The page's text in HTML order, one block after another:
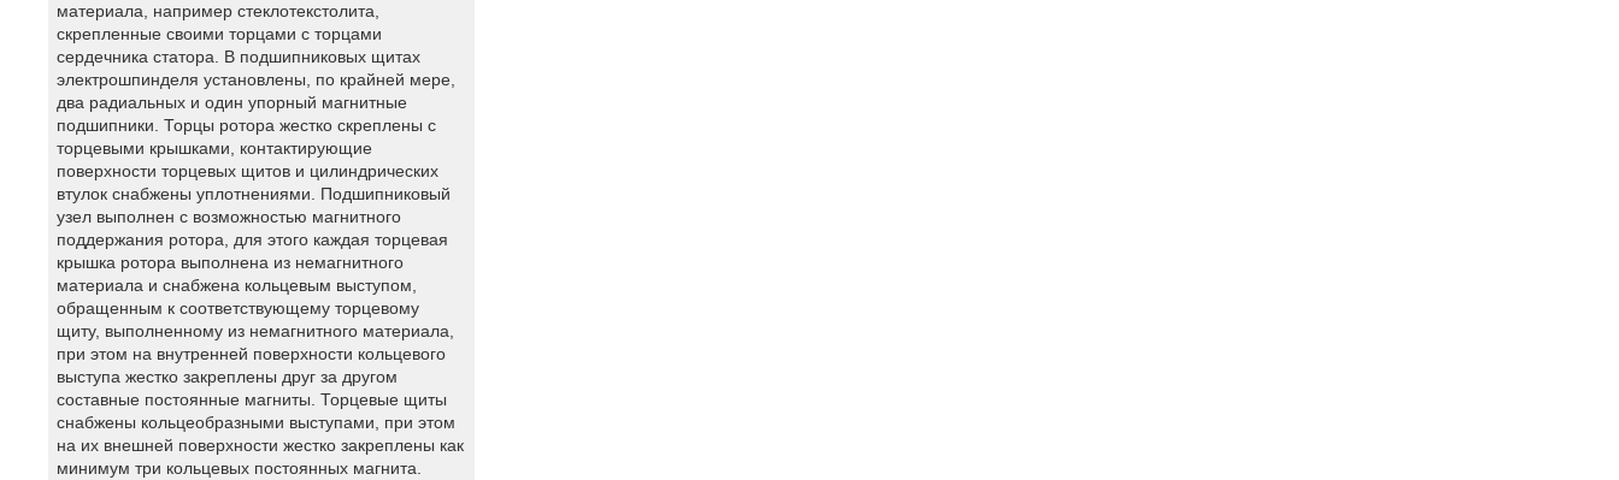
материала, например стеклотекстолита,
скрепленные своими торцами с торцами
сердечника статора. В подшипниковых щитах
электрошпинделя установлены, по крайней мере,
два радиальных и один упорный магнитные
подшипники. Торцы ротора жестко скреплены с
торцевыми крышками, контактирующие
поверхности торцевых щитов и цилиндрических
втулок снабжены уплотнениями. Подшипниковый
узел выполнен с возможностью магнитного
поддержания ротора, для этого каждая торцевая
крышка ротора выполнена из немагнитного
материала и снабжена кольцевым выступом,
обращенным к соответствующему торцевому
щиту, выполненному из немагнитного материала,
при этом на внутренней поверхности кольцевого
выступа жестко закреплены друг за другом
составные постоянные магниты. Торцевые щиты
снабжены кольцеобразными выступами, при этом
на их внешней поверхности жестко закреплены как
минимум три кольцевых постоянных магнита.